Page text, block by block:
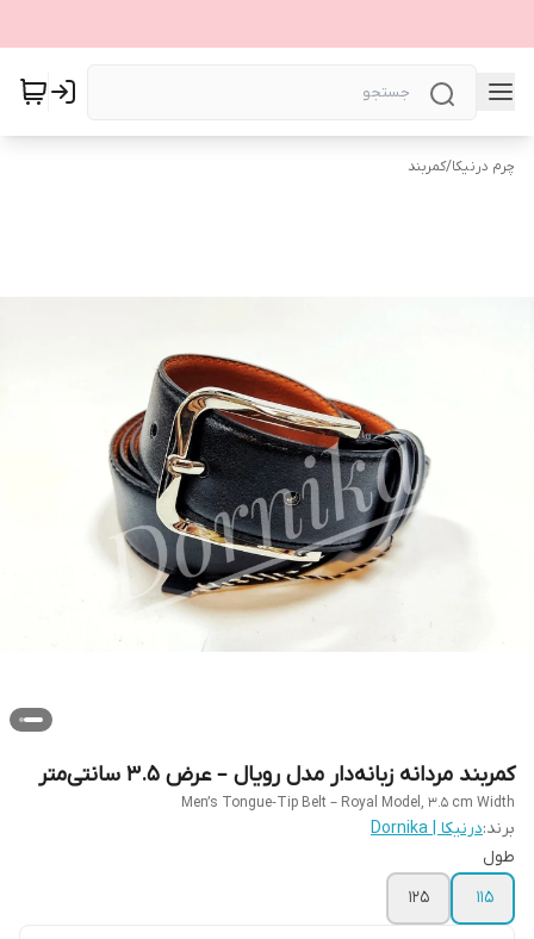
چرم درنیکا/کمربند
کمربند مردانه زبانه‌دار مدل رویال – عرض ۳.۵ سانتی‌متر
Men’s Tongue‑Tip Belt – Royal Model, 3.5 cm Width
برند:درنیکا | Dornika
طول
۱۱۵
۱۲۵